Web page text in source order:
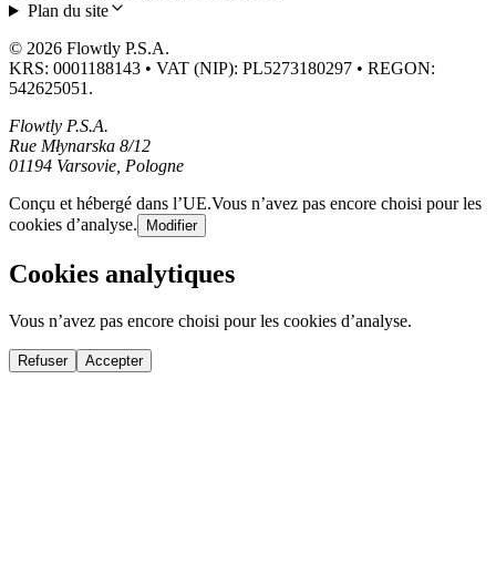
Plan du site
© 2026 Flowtly P.S.A.
KRS: 0001188143 • VAT (NIP): PL5273180297 • REGON:
542625051.
Flowtly P.S.A.
Rue Młynarska 8/12
01194 Varsovie, Pologne
Conçu et hébergé dans l’UE.Vous n’avez pas encore choisi pour les
cookies d’analyse.
Modifier
Cookies analytiques
Vous n’avez pas encore choisi pour les cookies d’analyse.
Refuser Accepter